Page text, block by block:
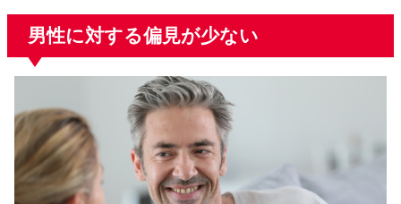
男性に対する偏見が少ない